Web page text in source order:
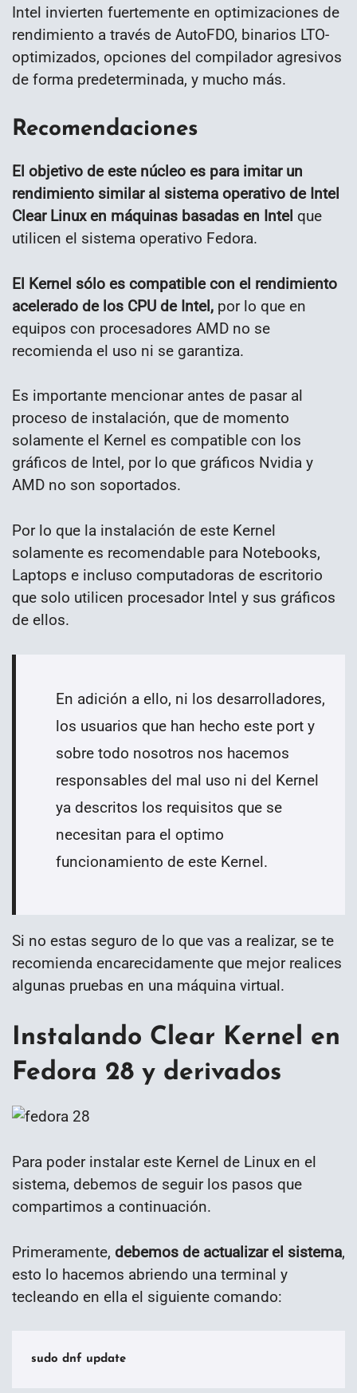
Intel invierten fuertemente en optimizaciones de
rendimiento a través de AutoFDO, binarios LTO-
optimizados, opciones del compilador agresivos
de forma predeterminada, y mucho más.
Recomendaciones
El objetivo de este núcleo es para imitar un
rendimiento similar al sistema operativo de Intel
Clear Linux en máquinas basadas en Intel que
utilicen el sistema operativo Fedora.
El Kernel sólo es compatible con el rendimiento
acelerado de los CPU de Intel, por lo que en
equipos con procesadores AMD no se
recomienda el uso ni se garantiza.
Es importante mencionar antes de pasar al
proceso de instalación, que de momento
solamente el Kernel es compatible con los
gráficos de Intel, por lo que gráficos Nvidia y
AMD no son soportados.
Por lo que la instalación de este Kernel
solamente es recomendable para Notebooks,
Laptops e incluso computadoras de escritorio
que solo utilicen procesador Intel y sus gráficos
de ellos.
En adición a ello, ni los desarrolladores,
los usuarios que han hecho este port y
sobre todo nosotros nos hacemos
responsables del mal uso ni del Kernel
ya descritos los requisitos que se
necesitan para el optimo
funcionamiento de este Kernel.
Si no estas seguro de lo que vas a realizar, se te
recomienda encarecidamente que mejor realices
algunas pruebas en una máquina virtual.
Instalando Clear Kernel en
Fedora 28 y derivados
Para poder instalar este Kernel de Linux en el
sistema, debemos de seguir los pasos que
compartimos a continuación.
Primeramente, debemos de actualizar el sistema,
esto lo hacemos abriendo una terminal y
tecleando en ella el siguiente comando:
sudo dnf update